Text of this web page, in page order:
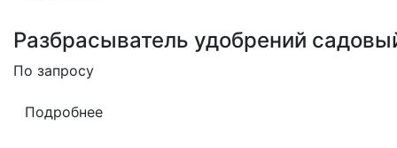
Разбрасыватель удобрений
По запросу
Подробнее